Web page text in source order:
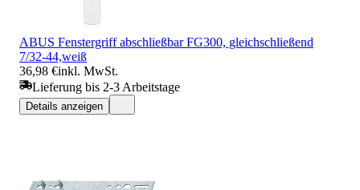
ABUS Fenstergriff abschließbar FG300, gleichschließend
7/32-44,weiß
36,98 €inkl. MwSt.
Lieferung bis 2-3 Arbeitstage
Details anzeigen